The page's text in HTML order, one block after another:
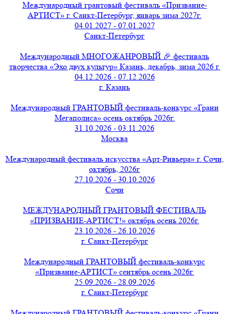
Международный грантовый фестиваль «Призвание-
АРТИСТ» г. Санкт-Петербург, январь зима 2027г.
04.01.2027 - 07.01.2027
Санкт-Петербург
Международный МНОГОЖАНРОВЫЙ 🎉 фестиваль
творчества «Эхо двух культур» Казань, декабрь, зима 2026 г.
04.12.2026 - 07.12.2026
г. Казань
Международный ГРАНТОВЫЙ фестиваль-конкурс «Грани
Мегаполиса» осень октябрь 2026г.
31.10.2026 - 03.11.2026
Москва
Международный фестиваль искусства «Арт-Ривьера» г. Сочи,
октябрь, 2026г
27.10.2026 - 30.10.2026
Сочи
МЕЖДУНАРОДНЫЙ ГРАНТОВЫЙ ФЕСТИВАЛЬ
«ПРИЗВАНИЕ-АРТИСТ!» октябрь осень 2026г.
23.10.2026 - 26.10.2026
г. Санкт-Петербург
Международный ГРАНТОВЫЙ фестиваль-конкурс
«Призвание-АРТИСТ» сентябрь осень 2026г.
25.09.2026 - 28.09.2026
г. Санкт-Петербург